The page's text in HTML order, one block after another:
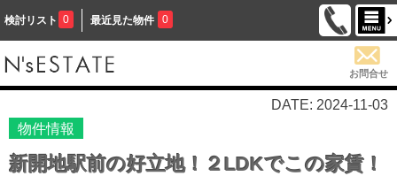
検討リスト 0 最近見た物件 0
お問合せ
DATE: 2024-11-03
物件情報
新開地駅前の好立地！２LDKでこの家賃！